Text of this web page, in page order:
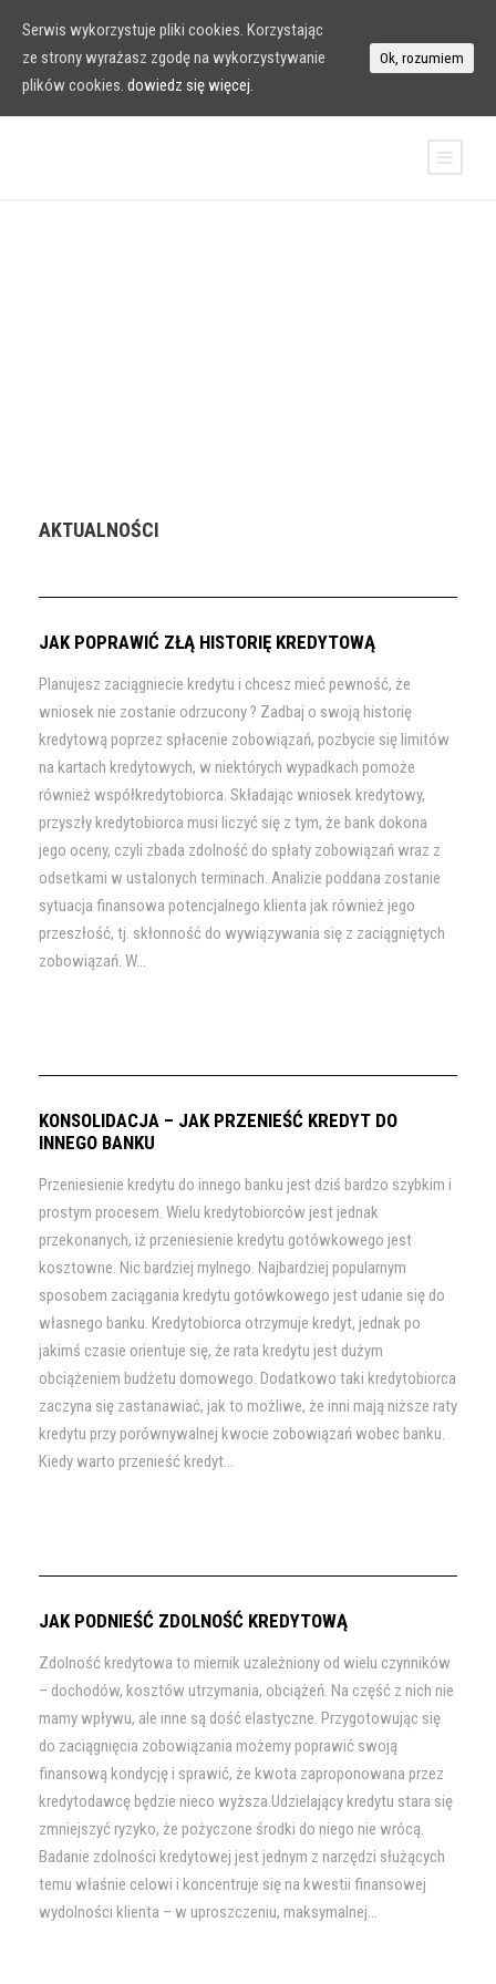
AKTUALNOŚCI
JAK POPRAWIĆ ZŁĄ HISTORIĘ KREDYTOWĄ
Planujesz zaciągniecie kredytu i chcesz mieć pewność, że
wniosek nie zostanie odrzucony ? Zadbaj o swoją historię
kredytową poprzez spłacenie zobowiązań, pozbycie się limitów
na kartach kredytowych, w niektórych wypadkach pomoże
również współkredytobiorca. Składając wniosek kredytowy,
przyszły kredytobiorca musi liczyć się z tym, że bank dokona
jego oceny, czyli zbada zdolność do spłaty zobowiązań wraz z
odsetkami w ustalonych terminach. Analizie poddana zostanie
sytuacja finansowa potencjalnego klienta jak również jego
przeszłość, tj. skłonność do wywiązywania się z zaciągniętych
zobowiązań. W...
KONSOLIDACJA – JAK PRZENIEŚĆ KREDYT DO
INNEGO BANKU
Przeniesienie kredytu do innego banku jest dziś bardzo szybkim i
prostym procesem. Wielu kredytobiorców jest jednak
przekonanych, iż przeniesienie kredytu gotówkowego jest
kosztowne. Nic bardziej mylnego. Najbardziej popularnym
sposobem zaciągania kredytu gotówkowego jest udanie się do
własnego banku. Kredytobiorca otrzymuje kredyt, jednak po
jakimś czasie orientuje się, że rata kredytu jest dużym
obciążeniem budżetu domowego. Dodatkowo taki kredytobiorca
zaczyna się zastanawiać, jak to możliwe, że inni mają niższe raty
kredytu przy porównywalnej kwocie zobowiązań wobec banku.
Kiedy warto przenieść kredyt...
JAK PODNIEŚĆ ZDOLNOŚĆ KREDYTOWĄ
Zdolność kredytowa to miernik uzależniony od wielu czynników
– dochodów, kosztów utrzymania, obciążeń. Na część z nich nie
mamy wpływu, ale inne są dość elastyczne. Przygotowując się
do zaciągnięcia zobowiązania możemy poprawić swoją
finansową kondycję i sprawić, że kwota zaproponowana przez
kredytodawcę będzie nieco wyższa.Udzielający kredytu stara się
zmniejszyć ryzyko, że pożyczone środki do niego nie wrócą.
Badanie zdolności kredytowej jest jednym z narzędzi służących
temu właśnie celowi i koncentruje się na kwestii finansowej
wydolności klienta – w uproszczeniu, maksymalnej...
Serwis wykorzystuje pliki cookies. Korzystając
ze strony wyrażasz zgodę na wykorzystywanie
plików cookies. dowiedz się więcej.
Ok, rozumiem